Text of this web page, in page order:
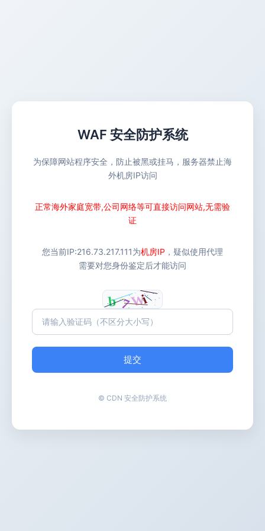
WAF 安全防护系统
为保障网站程序安全，防止被黑或挂马，服务器禁止海
外机房IP访问
正常海外家庭宽带,公司网络等可直接访问网站,无需验
证
您当前IP:216.73.217.111为机房IP ，疑似使用代理
需要对您身份鉴定后才能访问
提交
© CDN 安全防护系统